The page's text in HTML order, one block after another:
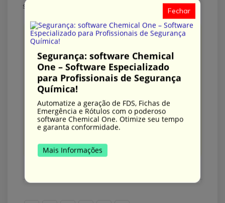
segurança.
Segurança do Trabalho Eficiente:
Descubra o Potencial do
software Chemical One!
Proteja sua equipe com eficiência
utilizando o Chemical One. Automatize a
geração de FDS, Fichas de Emergência e
Rótulos.
Segurança: software Chemical
One – Software Especializado
para Profissionais de Segurança
Química!
Automatize a geração de FDS, Fichas de
Emergência e Rótulos com o poderoso
software Chemical One. Otimize seu tempo
e garanta conformidade.
Mais Informações
Fechar